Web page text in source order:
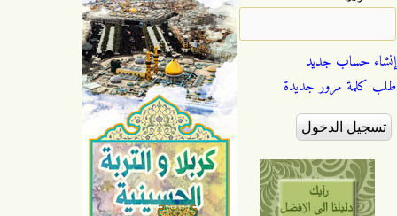
إنشاء حساب جديد
طلب كلمة مرور جديدة